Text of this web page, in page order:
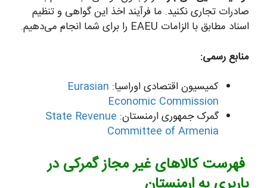
صادرات تجاری نکنید. ما فرآیند اخذ این گواهی و تنظیم
اسناد مطابق با الزامات EAEU را برای شما انجام می‌دهیم.
منابع رسمی:
کمیسیون اقتصادی اوراسیا: Eurasian
Economic Commission
گمرک جمهوری ارمنستان: State Revenue
Committee of Armenia
فهرست کالاهای غیر مجاز گمرکی در